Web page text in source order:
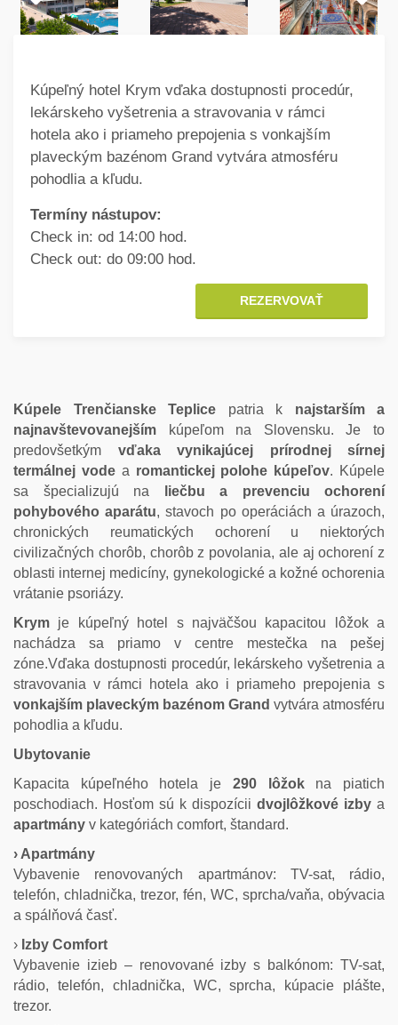
Kúpeľný hotel Krym vďaka dostupnosti procedúr,
lekárskeho vyšetrenia a stravovania v rámci
hotela ako i priameho prepojenia s vonkajším
plaveckým bazénom Grand vytvára atmosféru
pohodlia a kľudu.
Termíny nástupov:
Check in: od 14:00 hod.
Check out: do 09:00 hod.
REZERVOVAŤ
Kúpele Trenčianske Teplice patria k najstarším a
najnavštevovanejším kúpeľom na Slovensku. Je to
predovšetkým vďaka vynikajúcej prírodnej sírnej
termálnej vodea romantickej polohe kúpeľov. Kúpele
sa špecializujú na
liečbu a prevenciu ochorení
pohybového aparátu, stavoch po operáciách a úrazoch,
chronických reumatických ochorení u niektorých
civilizačných chorôb, chorôb z povolania, ale aj ochorení z
oblasti internej medicíny, gynekologické a kožné ochorenia
vrátanie psoriázy.
Krym je kúpeľný hotel s najväčšou kapacitou lôžok a
nachádza sa priamo v centre mestečka na pešej
zóne.Vďaka dostupnosti procedúr, lekárskeho vyšetrenia a
stravovania v rámci hotela ako i priameho prepojenia s
vonkajším plaveckým bazénom Grand vytvára atmosféru
pohodlia a kľudu.
Ubytovanie
Kapacita kúpeľného hotela je 290 lôžokna piatich
poschodiach. Hosťom sú k dispozícii dvojlôžkové izby a
apartmány v kategóriách comfort, štandard.
› Apartmány
Vybavenie renovovaných apartmánov: TV-sat, rádio,
telefón, chladnička, trezor, fén, WC, sprcha/vaňa, obývacia
a spálňová časť.
› Izby Comfort
Vybavenie izieb – renovované izby s balkónom: TV-sat,
rádio, telefón, chladnička, WC, sprcha, kúpacie plášte,
trezor.